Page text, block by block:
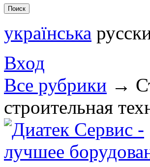
українська
Вход
Все рубрики →
строительная